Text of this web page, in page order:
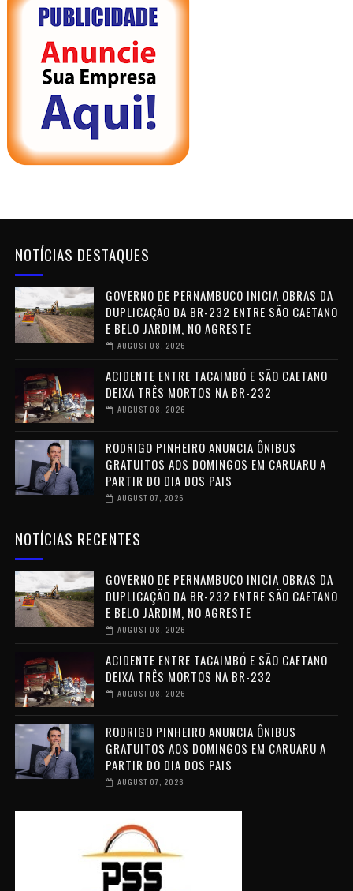
NOTÍCIAS DESTAQUES
GOVERNO DE PERNAMBUCO INICIA OBRAS DA
DUPLICAÇÃO DA BR-232 ENTRE SÃO CAETANO
E BELO JARDIM, NO AGRESTE
AUGUST 08, 2026
ACIDENTE ENTRE TACAIMBÓ E SÃO CAETANO
DEIXA TRÊS MORTOS NA BR-232
AUGUST 08, 2026
RODRIGO PINHEIRO ANUNCIA ÔNIBUS
GRATUITOS AOS DOMINGOS EM CARUARU A
PARTIR DO DIA DOS PAIS
AUGUST 07, 2026
NOTÍCIAS RECENTES
GOVERNO DE PERNAMBUCO INICIA OBRAS DA
DUPLICAÇÃO DA BR-232 ENTRE SÃO CAETANO
E BELO JARDIM, NO AGRESTE
AUGUST 08, 2026
ACIDENTE ENTRE TACAIMBÓ E SÃO CAETANO
DEIXA TRÊS MORTOS NA BR-232
AUGUST 08, 2026
RODRIGO PINHEIRO ANUNCIA ÔNIBUS
GRATUITOS AOS DOMINGOS EM CARUARU A
PARTIR DO DIA DOS PAIS
AUGUST 07, 2026